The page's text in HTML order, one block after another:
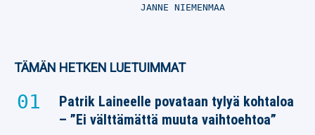
JANNE NIEMENMAA
TÄMÄN HETKEN LUETUIMMAT
Patrik Laineelle povataan tylyä kohtaloa
– ”Ei välttämättä muuta vaihtoehtoa”